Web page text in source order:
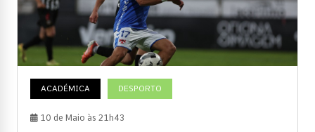
ACADÉMICA DESPORTO
10 de Maio às 21h43